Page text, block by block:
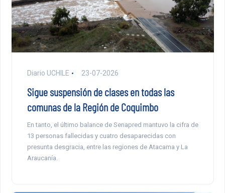
Diario UCHILE 23-07-2026
Sigue suspensión de clases en todas las
comunas de la Región de Coquimbo
En tanto, el último balance de Senapred mantuvo la cifra de
13 personas fallecidas y cuatro desaparecidas con
presunta desgracia, entre las regiones de Atacama y La
Araucanía.